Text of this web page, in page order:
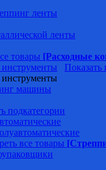
ленты
ленты
товары [Расходные
Показать
машины
подкатегории
все товары